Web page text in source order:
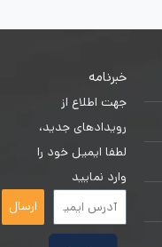
خبرنامه
جهت اطلاع از
رویدادهای جدید،
لطفا ایمیل خود را
وارد نمایید
ارسال